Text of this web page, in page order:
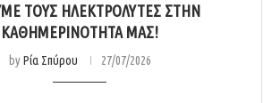
ΤΟΥΣ ΗΛΕΚΤΡΟΛΎΤΕΣ ΣΤΗΝ
ΚΑΘΗΜΕΡΙΝΌΤΗΤΑ ΜΑΣ!
byΡία Σπύρου 27/07/2026